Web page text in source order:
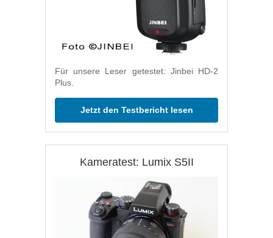
Für unsere Leser getestet: Jinbei HD-2
Plus.
Jetzt den Testbericht lesen
Kameratest: Lumix S5II